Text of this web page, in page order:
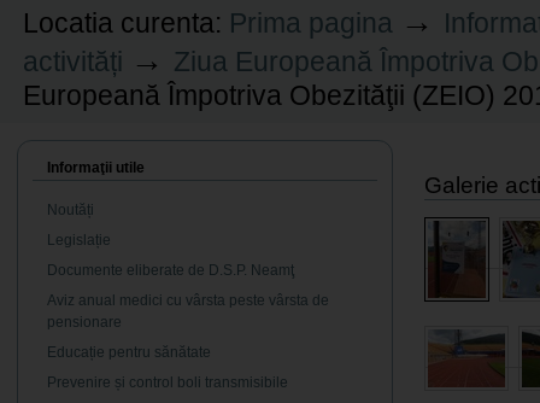
Locatia curenta: Prima pagina →
activități → Ziua Europeană Împotriva
Europeană Împotriva Obezităţii (ZEIO)
Informaţii utile
Noutăți
Legislație
Documente eliberate de D.S.P. Neamţ
Aviz anual medici cu vârsta peste vârsta de
pensionare
Educație pentru sănătate
Prevenire și control boli transmisibile
Galerie